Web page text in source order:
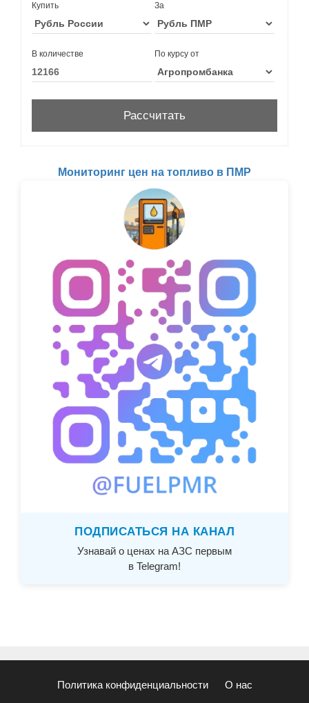
Купить За
В количестве По курсу от
Мониторинг цен на топливо в ПМР
ПОДПИСАТЬСЯ НА КАНАЛ
Узнавай о ценах на АЗС первым
в Telegram!
Политика конфиденциальности О нас